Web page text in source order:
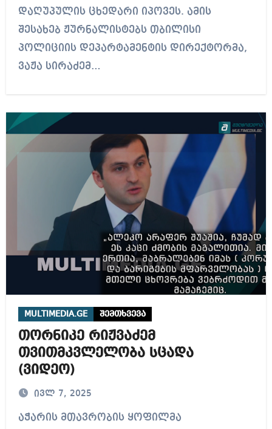
დაღუპულის ცხედარი იპოვეს. ამის
შესახებ ჟურნალისტებს თბილისი
პოლიციის დეპარტამენტის დირექტორმა,
ვაჟა სირაძემ…
MULTIMEDIA.GE შემთხვევა
თორნიკე რიჟვაძემ
თვითმკვლელობა სცადა
(ვიდეო)
ივლ 7, 2025
აჭარის მთავრობის ყოფილმა